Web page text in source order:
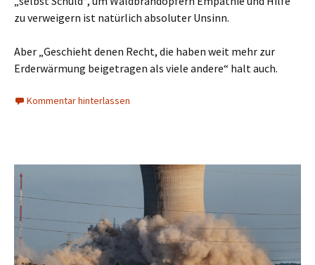
zu verweigern ist natürlich absoluter Unsinn.
Aber „Geschieht denen Recht, die haben weit mehr zur
Erderwärmung beigetragen als viele andere“ halt auch.
Kommentar hinterlassen